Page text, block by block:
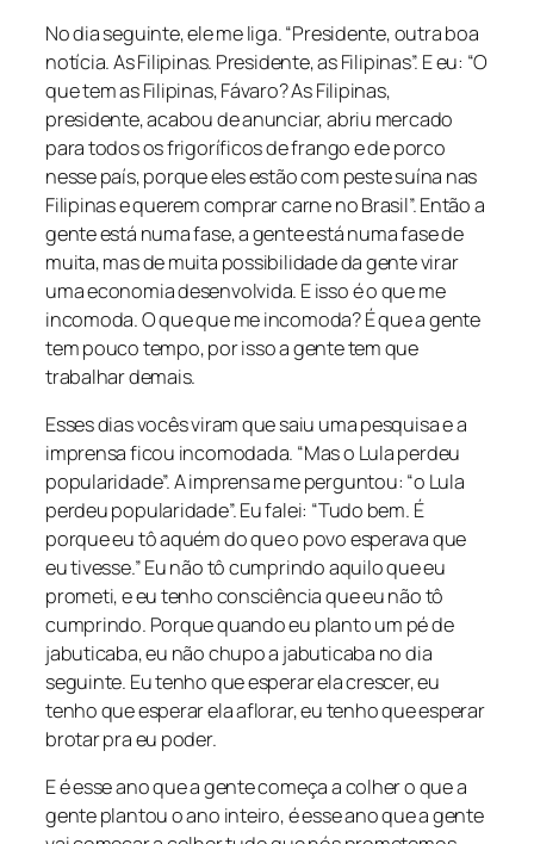
No dia seguinte, ele me liga. “Presidente, outra boa
notícia. As Filipinas. Presidente, as Filipinas”. E eu: “O
que tem as Filipinas, Fávaro? As Filipinas,
presidente, acabou de anunciar, abriu mercado
para todos os frigoríficos de frango e de porco
nesse país, porque eles estão com peste suína nas
Filipinas e querem comprar carne no Brasil”. Então a
gente está numa fase, a gente está numa fase de
muita, mas de muita possibilidade da gente virar
uma economia desenvolvida. E isso é o que me
incomoda. O que que me incomoda? É que a gente
tem pouco tempo, por isso a gente tem que
trabalhar demais.
Esses dias vocês viram que saiu uma pesquisa e a
imprensa ficou incomodada. “Mas o Lula perdeu
popularidade”. A imprensa me perguntou: “o Lula
perdeu popularidade”. Eu falei: “Tudo bem. É
porque eu tô aquém do que o povo esperava que
eu tivesse.” Eu não tô cumprindo aquilo que eu
prometi, e eu tenho consciência que eu não tô
cumprindo. Porque quando eu planto um pé de
jabuticaba, eu não chupo a jabuticaba no dia
seguinte. Eu tenho que esperar ela crescer, eu
tenho que esperar ela aflorar, eu tenho que esperar
brotar pra eu poder.
E é esse ano que a gente começa a colher o que a
gente plantou o ano inteiro, é esse ano que a gente